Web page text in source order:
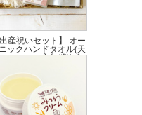
わって作った赤ちゃん用のおもち
も握りやすく、ぶつけても痛くあ
るように固くて丈夫なプラスチッ
出産祝いセット】 オー
ックハンドタオル(天
衣無縫)|ブ...